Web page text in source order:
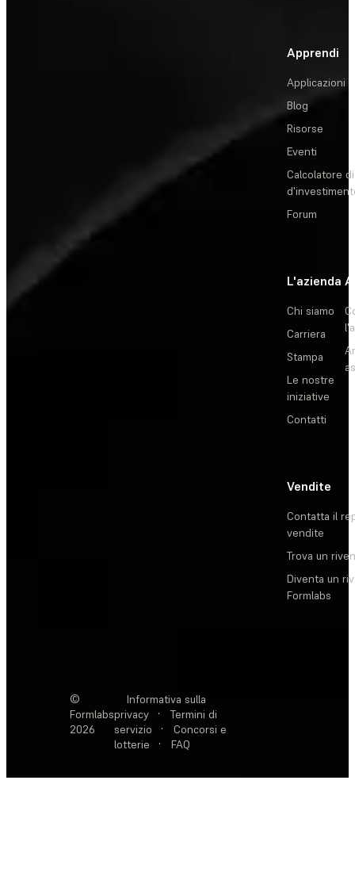
Apprendi
Applicazioni
Blog
Risorse
Eventi
Calcolatore
Forum
L'azienda
Chi siamo
Carriera
Stampa
Le nostre
iniziative
Contatti
Vendite
Contatta il
vendite
Trova un
Diventa un
Formlabs
©
Formlabs
2026
Informativa sulla
privacy
·
Termini di
servizio
·
Concorsi e
lotterie
· FAQ